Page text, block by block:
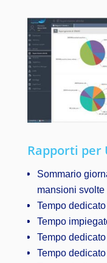
Rapporti
Sommario
mansioni svolte
Tempo
Tempo
Tempo
Tempo